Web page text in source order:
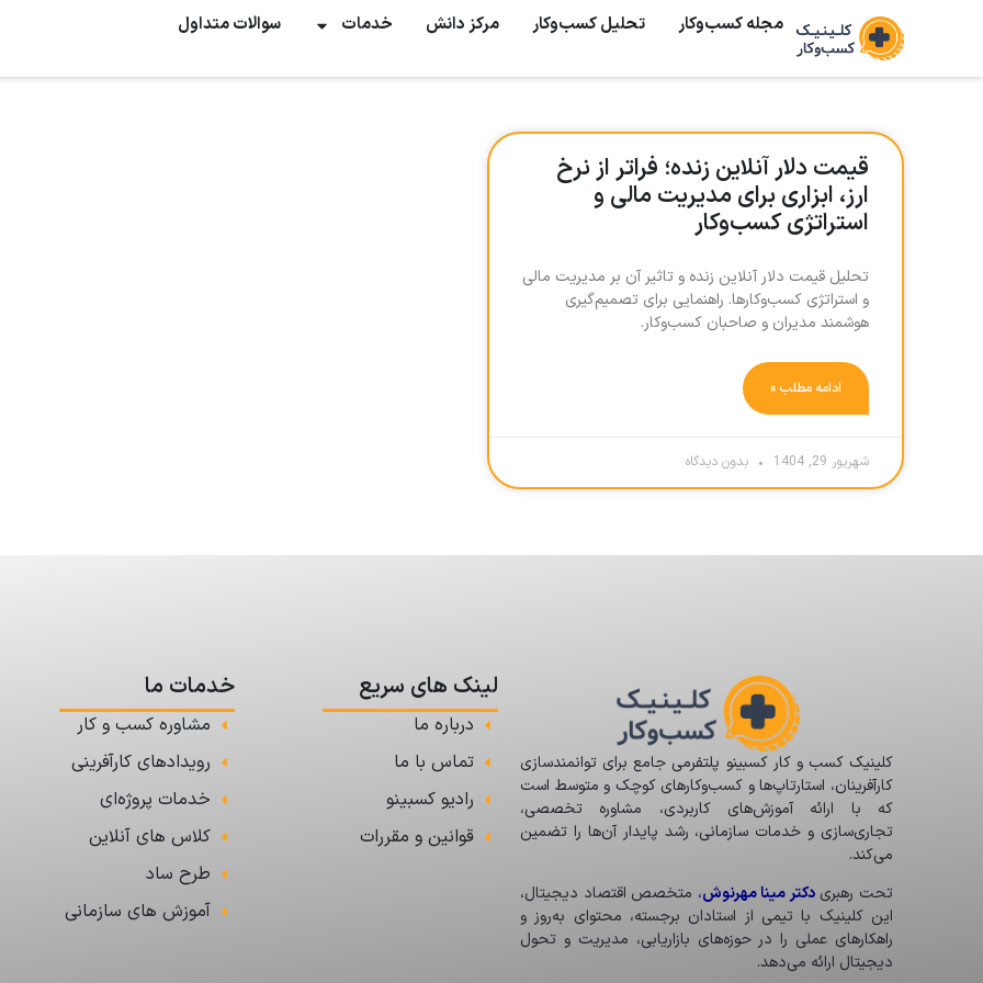
مجله کسب‌وکار تحلیل کسب‌و‌کار مرکز دانش خدمات سوالات متداول
قیمت دلار آنلاین زنده؛ فراتر از نرخ
ارز، ابزاری برای مدیریت مالی و
استراتژی کسب‌وکار
تحلیل قیمت دلار آنلاین زنده و تاثیر آن بر مدیریت مالی
و استراتژی کسب‌وکارها. راهنمایی برای تصمیم‌گیری
هوشمند مدیران و صاحبان کسب‌وکار.
ادامه مطلب »
شهریور 29, 1404 بدون دیدگاه
کلینیک کسب و کار کسبینو پلتفرمی جامع برای توانمندسازی
کارآفرینان، استارتاپ‌ها و کسب‌وکارهای کوچک و متوسط است
که با ارائه آموزش‌های کاربردی، مشاوره تخصصی،
تجاری‌سازی و خدمات سازمانی، رشد پایدار آن‌ها را تضمین
می‌کند.
تحت رهبریدکتر مینا مهرنوش، متخصص اقتصاد دیجیتال،
این کلینیک با تیمی از استادان برجسته، محتوای به‌روز و
راهکارهای عملی را در حوزه‌های بازاریابی، مدیریت و تحول
دیجیتال ارائه می‌دهد.
لینک های سریع
درباره ما
تماس با ما
رادیو کسبینو
قوانین و مقررات
خدمات ما
مشاوره کسب و کار
رویدادهای کارآفرینی
خدمات پروژه‌ای
کلاس های آنلاین
طرح ساد
آموزش های سازمانی